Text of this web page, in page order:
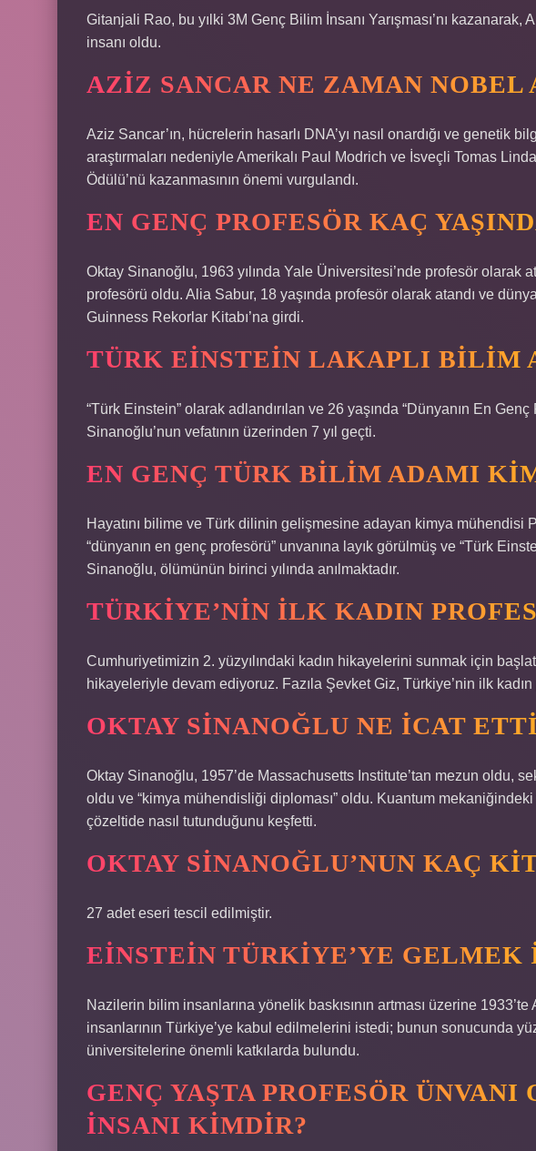
Gitanjali Rao, bu yılki 3M Genç Bilim İnsanı Yarışması’nı
insanı oldu.
AZIZ SANCAR NE ZAMAN NOBEL
Aziz Sancar’ın, hücrelerin hasarlı DNA’yı nasıl onardığı ve genetik
araştırmaları nedeniyle Amerikalı Paul Modrich ve İsveçli Tomas
Ödülü’nü kazanmasının önemi vurgulandı.
EN GENÇ PROFESÖR KAÇ
Oktay Sinanoğlu, 1963 yılında Yale Üniversitesi’nde profesör olarak
profesörü oldu. Alia Sabur, 18 yaşında profesör olarak atandı ve
Guinness Rekorlar Kitabı’na girdi.
TÜRK EINSTEIN LAKAPLI BILIM
“Türk Einstein” olarak adlandırılan ve 26 yaşında “Dünyanın En
Sinanoğlu’nun vefatının üzerinden 7 yıl geçti.
EN GENÇ TÜRK BILIM ADAMI
Hayatını bilime ve Türk dilinin gelişmesine adayan kimya mühendisi
“dünyanın en genç profesörü” unvanına layık görülmüş ve “Türk
Sinanoğlu, ölümünün birinci yılında anılmaktadır.
TÜRKIYE’NIN ILK KADIN
Cumhuriyetimizin 2. yüzyılındaki kadın hikayelerini sunmak için
hikayeleriyle devam ediyoruz. Fazıla Şevket Giz, Türkiye’nin ilk
OKTAY SINANOĞLU NE ICAT
Oktay Sinanoğlu, 1957’de Massachusetts Institute’tan mezun oldu,
oldu ve “kimya mühendisliği diploması” oldu. Kuantum
çözeltide nasıl tutunduğunu keşfetti.
OKTAY SINANOĞLU’NUN KAÇ
27 adet eseri tescil edilmiştir.
EINSTEIN TÜRKIYE’YE GELMEK
Nazilerin bilim insanlarına yönelik baskısının artması üzerine
insanlarının Türkiye’ye kabul edilmelerini istedi; bunun sonucunda
üniversitelerine önemli katkılarda bulundu.
GENÇ YAŞTA PROFESÖR
INSANI KIMDIR?